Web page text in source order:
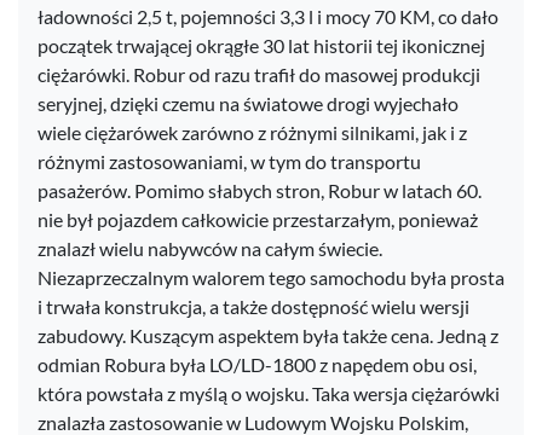
ładowności 2,5 t, pojemności 3,3 l i mocy 70 KM, co dało
początek trwającej okrągłe 30 lat historii tej ikonicznej
ciężarówki. Robur od razu trafił do masowej produkcji
seryjnej, dzięki czemu na światowe drogi wyjechało
wiele ciężarówek zarówno z różnymi silnikami, jak i z
różnymi zastosowaniami, w tym do transportu
pasażerów. Pomimo słabych stron, Robur w latach 60.
nie był pojazdem całkowicie przestarzałym, ponieważ
znalazł wielu nabywców na całym świecie.
Niezaprzeczalnym walorem tego samochodu była prosta
i trwała konstrukcja, a także dostępność wielu wersji
zabudowy. Kuszącym aspektem była także cena. Jedną z
odmian Robura była LO/LD-1800 z napędem obu osi,
która powstała z myślą o wojsku. Taka wersja ciężarówki
znalazła zastosowanie w Ludowym Wojsku Polskim,